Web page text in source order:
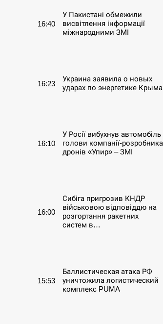
16:40
У Пакистані обмежили
висвітлення інформації
міжнародними ЗМІ
16:23
Украина заявила о новых
ударах по энергетике Крыма
16:10
У Росії вибухнув автомобіль
голови компанії-розробника
дронів «Упир» – ЗМІ
16:00
Сибіга пригрозив КНДР
військовою відповіддю на
розгортання ракетних
систем в…
15:53
Баллистическая атака РФ
уничтожила логистический
комплекс PUMA